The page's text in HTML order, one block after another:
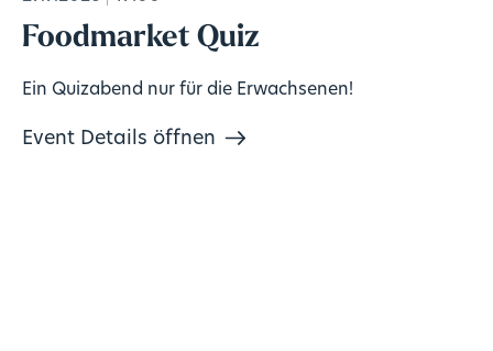
Foodmarket Quiz
Ein Quizabend nur für die Erwachsenen!
Event Details öffnen